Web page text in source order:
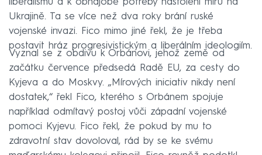
Ukrajině. Ta se více než dva roky brání ruské
vojenské invazi. Fico mimo jiné řekl, že je třeba
postavit hráz progresivistickým a liberálním ideologiím.
Vyznal se z obdivu k Orbánovi, jehož země od
začátku července předsedá Radě EU, za cesty do
Kyjeva a do Moskvy. „Mírových iniciativ nikdy není
dostatek,“ řekl Fico, kterého s Orbánem spojuje
například odmítavý postoj vůči západní vojenské
pomoci Kyjevu. Fico řekl, že pokud by mu to
zdravotní stav dovoloval, rád by se ke svému